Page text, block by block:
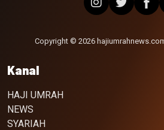
Copyright © 2026
Kanal
HAJI UMRAH
NEWS
SYARIAH